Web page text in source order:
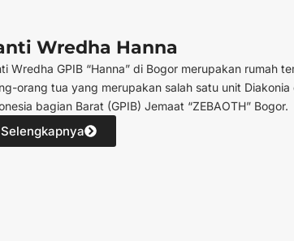
Wredha Hanna
Wredha GPIB “Hanna” di Bogor merupakan rumah
orang tua yang merupakan salah satu unit Diakonia
bagian Barat (GPIB) Jemaat “ZEBAOTH” Bogor.
Selengkapnya